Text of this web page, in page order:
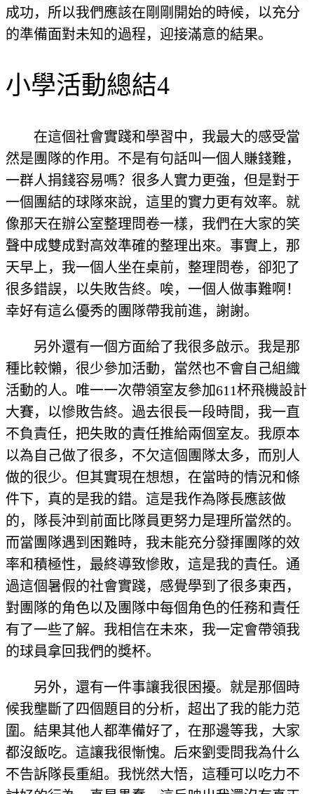
成功，所以我們應該在剛剛開始的時候，以充分
的準備面對未知的過程，迎接滿意的結果。
小學活動總結4
在這個社會實踐和學習中，我最大的感受當
然是團隊的作用。不是有句話叫一個人賺錢難，
一群人捐錢容易嗎？很多人實力更強，但是對于
一個團結的球隊來說，這里的實力更有效率。就
像那天在辦公室整理問卷一樣，我們在大家的笑
聲中成雙成對高效準確的整理出來。事實上，那
天早上，我一個人坐在桌前，整理問卷，卻犯了
很多錯誤，以失敗告終。唉，一個人做事難啊！
幸好有這么優秀的團隊帶我前進，謝謝。
另外還有一個方面給了我很多啟示。我是那
種比較懶，很少參加活動，當然也不會自己組織
活動的人。唯一一次帶領室友參加611杯飛機設計
大賽，以慘敗告終。過去很長一段時間，我一直
不負責任，把失敗的責任推給兩個室友。我原本
以為自己做了很多，不欠這個團隊太多，而別人
做的很少。但其實現在想想，在當時的情況和條
件下，真的是我的錯。這是我作為隊長應該做
的，隊長沖到前面比隊員更努力是理所當然的。
而當團隊遇到困難時，我未能充分發揮團隊的效
率和積極性，最終導致慘敗，這是我的責任。通
過這個暑假的社會實踐，感覺學到了很多東西，
對團隊的角色以及團隊中每個角色的任務和責任
有了一些了解。我相信在未來，我一定會帶領我
的球員拿回我們的獎杯。
另外，還有一件事讓我很困擾。就是那個時
候我壟斷了四個題目的分析，超出了我的能力范
圍。結果其他人都準備好了，在那邊等我，大家
都沒飯吃。這讓我很慚愧。后來劉雯問我為什么
不告訴隊長重組。我恍然大悟，這種可以吃力不